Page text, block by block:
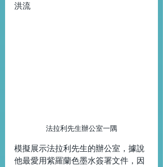
洪流
法拉利先生辦公室一隅
模擬展示法拉利先生的辦公室，據說
他最愛用紫羅蘭色墨水簽署文件，因